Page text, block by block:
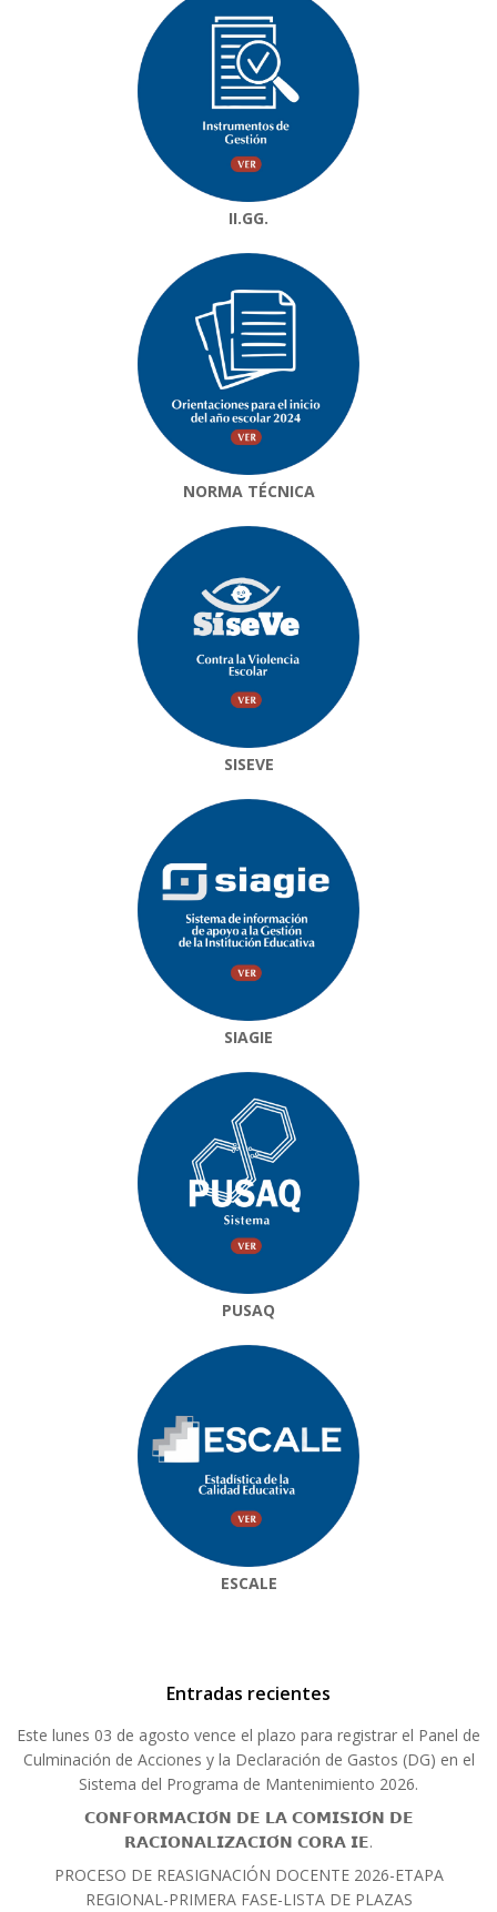
II.GG.
NORMA TÉCNICA
SISEVE
SIAGIE
PUSAQ
ESCALE
Entradas recientes
Este lunes 03 de agosto vence el plazo para registrar el Panel de
Culminación de Acciones y la Declaración de Gastos (DG) en el
Sistema del Programa de Mantenimiento 2026.
𝗖𝗢𝗡𝗙𝗢𝗥𝗠𝗔𝗖𝗜𝗢́𝗡 𝗗𝗘 𝗟𝗔 𝗖𝗢𝗠𝗜𝗦𝗜𝗢́𝗡 𝗗𝗘
𝗥𝗔𝗖𝗜𝗢𝗡𝗔𝗟𝗜𝗭𝗔𝗖𝗜𝗢́𝗡 𝗖𝗢𝗥𝗔 𝗜𝗘.
PROCESO DE REASIGNACIÓN DOCENTE 2026-ETAPA
REGIONAL-PRIMERA FASE-LISTA DE PLAZAS